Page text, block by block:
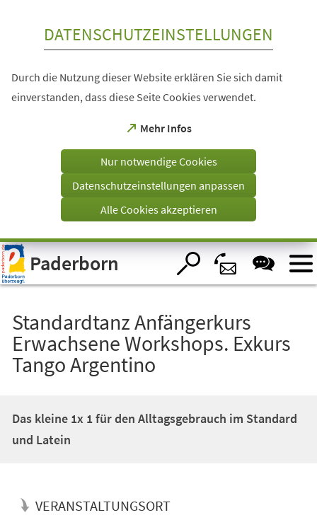
Visuelle
Assistenzsoftware
öffnen.
DATENSCHUTZEINSTELLUNGEN
Durch die Nutzung dieser Website erklären Sie sich damit
einverstanden, dass diese Seite Cookies verwendet.
Mehr Infos
(Öffnet
einem
Tab)
Nur notwendige Cookies
Datenschutzeinstellungen anpassen
Alle Cookies akzeptieren
Paderborn
Standardtanz Anfängerkurs
Erwachsene Workshops. Exkurs
Tango Argentino
Das kleine 1x 1 für den Alltagsgebrauch im Standard
und Latein
VERANSTALTUNGSORT